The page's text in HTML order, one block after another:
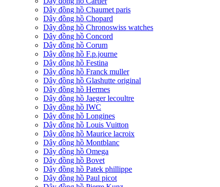
Dây đồng hồ Chaumet paris
Dây đồng hồ Chopard
Dây đồng hồ Chronoswiss watches
Dây đồng hồ Concord
Dây đồng hồ Corum
Dây đồng hồ F.p.journe
Dây đồng hồ Festina
Dây đồng hồ Franck muller
Dây đồng hồ Glashutte original
Dây đồng hồ Hermes
Dây đồng hồ Jaeger lecoultre
Dây đồng hồ IWC
Dây đồng hồ Longines
Dây đồng hồ Louis Vuitton
Dây đồng hồ Maurice lacroix
Dây đồng hồ Montblanc
Dây đồng hồ Omega
Dây đồng hồ Bovet
Dây đồng hồ Patek phillippe
Dây đồng hồ Paul picot